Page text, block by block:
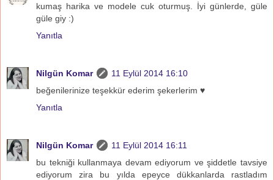
kumaş harika ve modele cuk oturmuş. İyi günlerde, güle
güle giy :)
Yanıtla
Nilgün Komar
11 Eylül 2014 16:10
beğenilerinize teşekkür ederim şekerlerim ♥
Yanıtla
Nilgün Komar
11 Eylül 2014 16:11
bu tekniği kullanmaya devam ediyorum ve şiddetle tavsiye
ediyorum zira bu yılda epeyce dükkanlarda rastladım